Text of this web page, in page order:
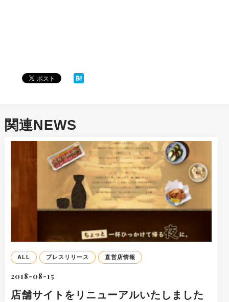
関連NEWS
ALL プレスリリース 直営店情報
2018-08-15
店舗サイトをリニューアルいたしました